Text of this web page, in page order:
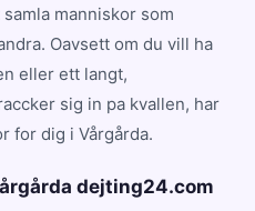
manniskor som
Oavsett om du vill ha
eller ett langt,
sig in pa kvallen, har
for dig i Vårgårda.
dejting24.com